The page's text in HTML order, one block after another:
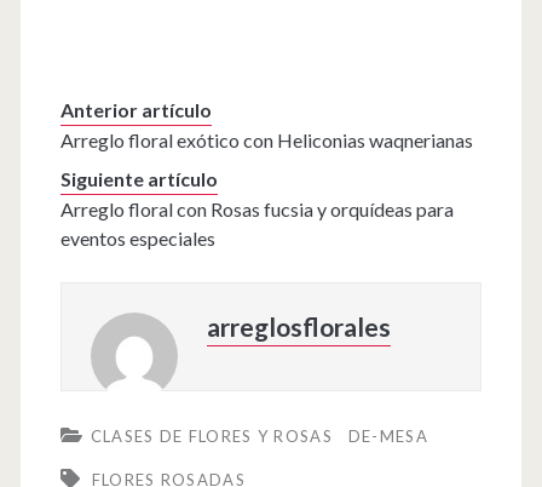
Anterior artículo
Arreglo floral exótico con Heliconias waqnerianas
Siguiente artículo
Arreglo floral con Rosas fucsia y orquídeas para
eventos especiales
arreglosflorales
CLASES DE FLORES Y ROSAS DE-MESA
FLORES ROSADAS